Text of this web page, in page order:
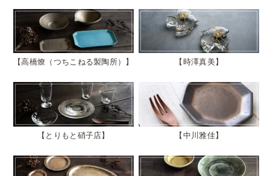
高橋燎（つちこねる製陶所） 時澤真美
とりもと硝子店 中川雅佳